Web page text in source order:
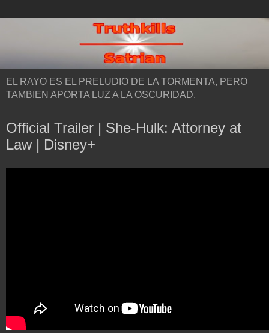
EL RAYO ES EL PRELUDIO DE LA TORMENTA, PERO
TAMBIEN APORTA LUZ A LA OSCURIDAD.
Official Trailer | She-Hulk: Attorney at
Law | Disney+